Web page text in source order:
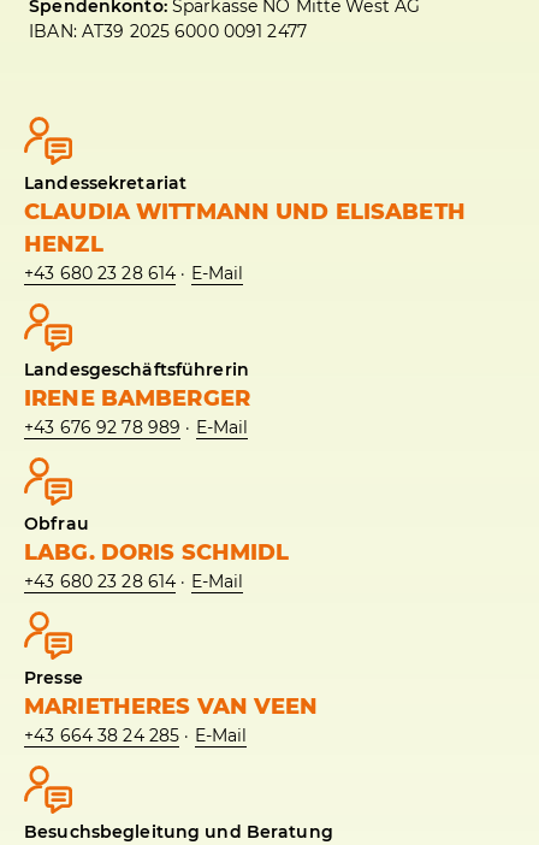
Spendenkonto: Sparkasse NÖ Mitte West AG
IBAN: AT39 2025 6000 0091 2477
Landessekretariat
CLAUDIA WITTMANN UND ELISABETH
HENZL
+43 680 23 28 614 · E-Mail
Landesgeschäftsführerin
IRENE BAMBERGER
+43 676 92 78 989 · E-Mail
Obfrau
LABG. DORIS SCHMIDL
+43 680 23 28 614 · E-Mail
Presse
MARIETHERES VAN VEEN
+43 664 38 24 285 · E-Mail
Besuchsbegleitung und Beratung